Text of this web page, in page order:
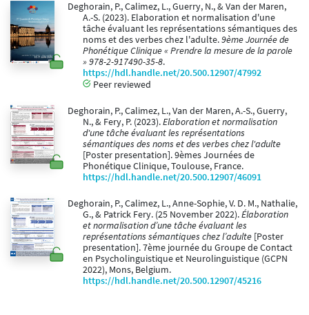
Deghorain, P., Calimez, L., Guerry, N., & Van der Maren,
A.-S. (2023). Elaboration et normalisation d'une
tâche évaluant les représentations sémantiques des
noms et des verbes chez l'adulte.9ème Journée de
Phonétique Clinique « Prendre la mesure de la parole
» 978-2-917490-35-8.
https://hdl.handle.net/20.500.12907/47992
Peer reviewed
Deghorain, P., Calimez, L., Van der Maren, A.-S., Guerry,
N., & Fery, P. (2023).Elaboration et normalisation
d'une tâche évaluant les représentations
sémantiques des noms et des verbes chez l'adulte
[Poster presentation]. 9èmes Journées de
Phonétique Clinique, Toulouse, France.
https://hdl.handle.net/20.500.12907/46091
Deghorain, P., Calimez, L., Anne-Sophie, V. D. M., Nathalie,
G., & Patrick Fery. (25 November 2022).Élaboration
et normalisation d’une tâche évaluant les
représentations sémantiques chez l’adulte [Poster
presentation]. 7ème journée du Groupe de Contact
en Psycholinguistique et Neurolinguistique (GCPN
2022), Mons, Belgium.
https://hdl.handle.net/20.500.12907/45216